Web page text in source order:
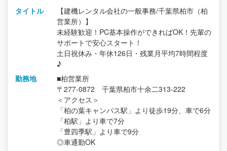
タイトル
【建機レンタル会社の一般事務/千葉県柏市（柏
営業所）】
未経験歓迎！PC基本操作ができればOK！先輩の
サポートで安心スタート！
土日祝休み・年休126日・残業月平均7時間程度
♪
勤務地
■柏営業所
〒277-0872 千葉県柏市十余二313-222
＜アクセス＞
「柏の葉キャンパス駅」より徒歩19分、車で6分
「柏駅」より車で7分
「豊四季駅」より車で9分
◎車通勤OK